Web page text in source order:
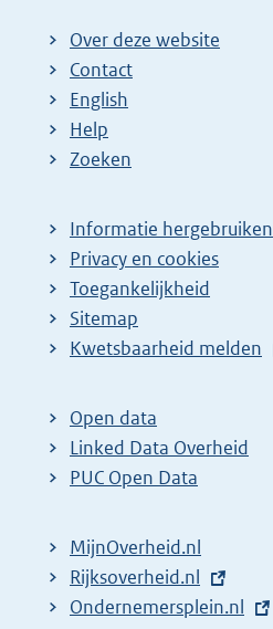
Over deze website
Contact
English
Help
Zoeken
Informatie hergebruiken
Privacy en cookies
Toegankelijkheid
Sitemap
E
t
e
r
l
i
n
Kwetsbaarheid melden
Open data
Linked Data Overheid
PUC Open Data
MijnOverheid.nl
E
x
Rijksoverheid.nl
E
Ondernemersplein.nl